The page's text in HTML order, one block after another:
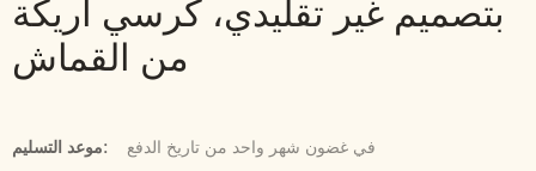
بتصميم غير تقليدي، كرسي أريكة
من القماش
موعد التسليم:
في غضون شهر واحد من تاريخ الدفع